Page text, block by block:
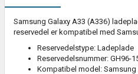
Samsung Galaxy A33 (A336)
reservedel er kompatibel med
Reservedelstype: Ladeplade
Reservedelsnummer: GH96-
Kompatibel model: Samsung